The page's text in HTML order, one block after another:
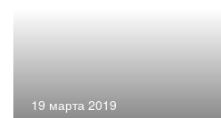
19 марта 2019